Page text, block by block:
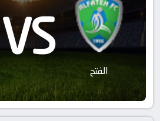
الفتح VS